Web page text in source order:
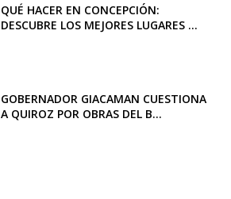
QUÉ HACER EN CONCEPCIÓN:
DESCUBRE LOS MEJORES LUGARES ...
GOBERNADOR GIACAMAN CUESTIONA
A QUIROZ POR OBRAS DEL B...